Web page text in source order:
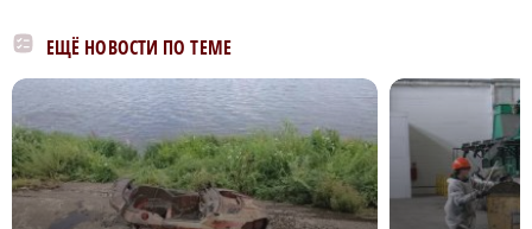
ЕЩЁ НОВОСТИ ПО ТЕМЕ